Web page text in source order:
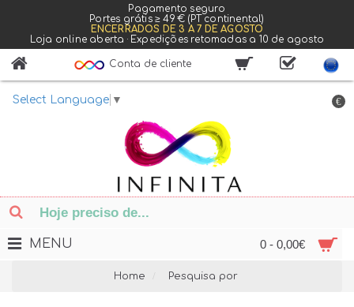
Pagamento seguro
Portes grátis ≥ 49 € (PT continental)
ENCERRADOS DE 3 A 7 DE AGOSTO
Loja online aberta · Expedições retomadas a 10 de agosto
Select Language ▼
Conta de cliente
€
0 - 0,00€
MENU
Home Pesquisa por